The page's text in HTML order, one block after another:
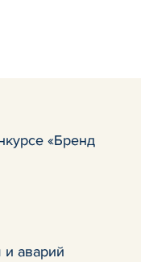
«Бренд
и аварий